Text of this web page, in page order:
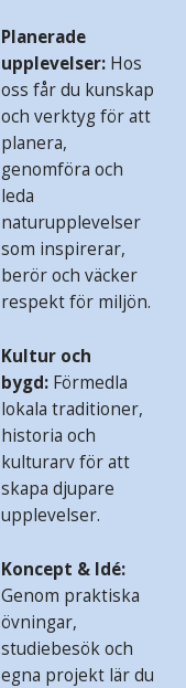
Planerade
upplevelser: Hos
oss får du kunskap
och verktyg för att
planera,
genomföra och
leda
naturupplevelser
som inspirerar,
berör och väcker
respekt för miljön.
Kultur och
bygd: Förmedla
lokala traditioner,
historia och
kulturarv för att
skapa djupare
upplevelser.
Koncept & Idé:
Genom praktiska
övningar,
studiebesök och
egna projekt lär du